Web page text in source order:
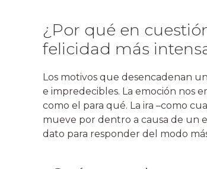
¿Por qué en
felicidad más
Los motivos que desencadenan
e impredecibles. La emoción nos
como el para qué. La ira –como
mueve por dentro a causa de un
dato para responder del modo